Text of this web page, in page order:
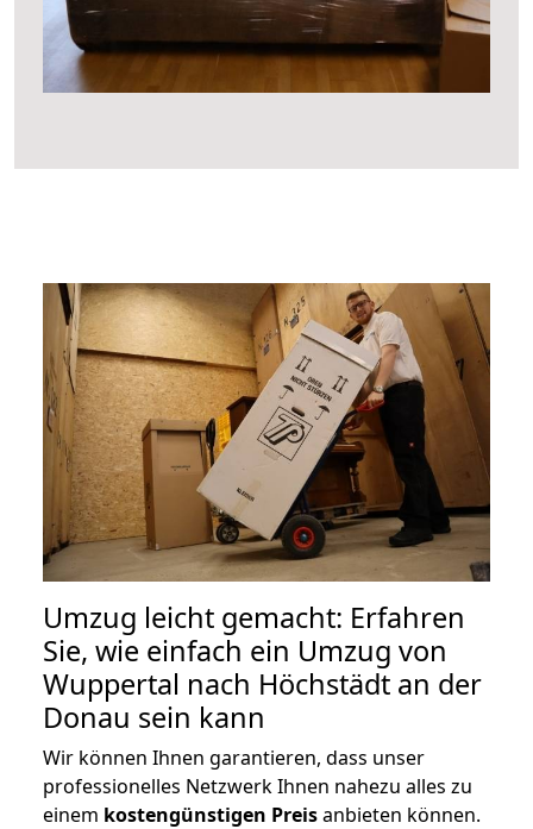
Umzug leicht gemacht: Erfahren
Sie, wie einfach ein Umzug von
Wuppertal nach Höchstädt an der
Donau sein kann
Wir können Ihnen garantieren, dass unser
professionelles Netzwerk Ihnen nahezu alles zu
einem kostengünstigen Preisanbieten können.